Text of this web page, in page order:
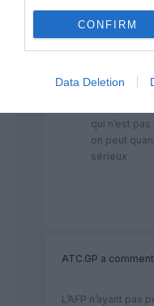
CONFIRM
Data Deletion
qui n’est
on peut
sérieux
ATC.GP a
L’AFP n’ayant